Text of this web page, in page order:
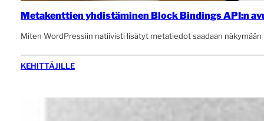
Metakenttien yhdistäminen Block Bindings API:n
Miten WordPressiin natiivisti lisätyt metatiedot saadaan
KEHITTÄJILLE